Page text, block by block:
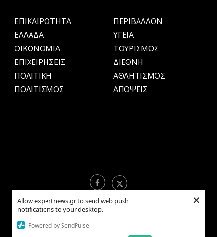
Allow expertnews.gr to send web push
notifications to your desktop.
Powered by SendPulse
×
ΕΠΙΚΑΙΡΟΤΗΤΑ
ΕΛΛΑΔΑ
OIKONOMIA
ΕΠΙΧΕΙΡΗΣΕΙΣ
ΠΟΛΙΤΙΚΗ
ΠΟΛΙΤΙΣΜΟΣ
ΠΕΡΙΒΑΛΛΟΝ
ΥΓΕΙΑ
ΤΟΥΡΙΣΜΟΣ
ΔΙΕΘΝΗ
ΑΘΛΗΤΙΣΜΟΣ
ΑΠΟΨΕΙΣ